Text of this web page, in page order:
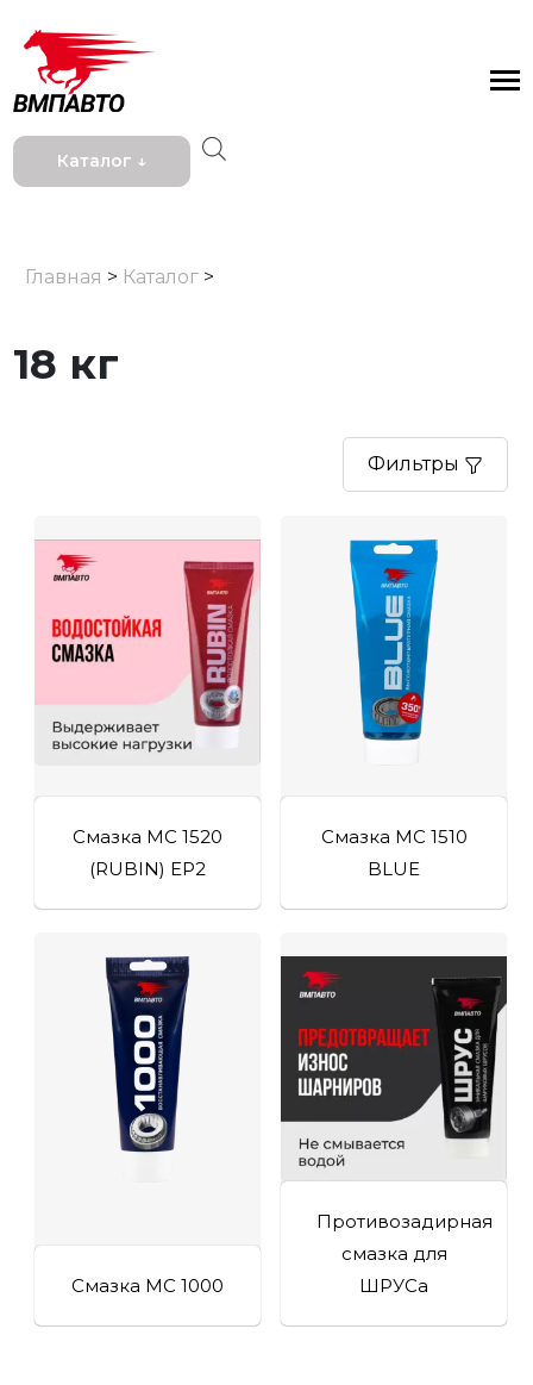
Каталог ↓
Главная > Каталог >
18 кг
Фильтры
Смазка МС 1520
(RUBIN) EP2
Смазка МС 1510
BLUE
Смазка МС 1000
Противозадирная
смазка для
ШРУСа